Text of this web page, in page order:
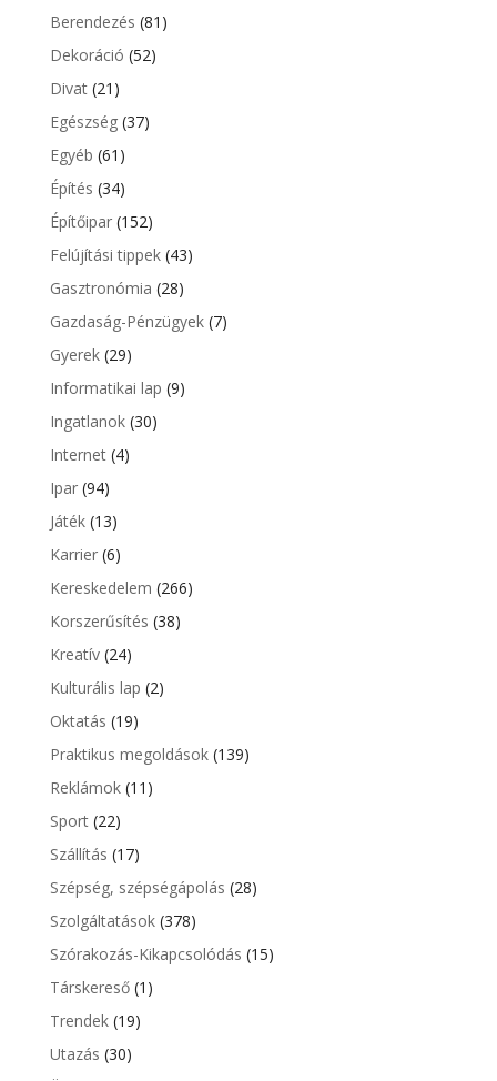
Berendezés (81)
Dekoráció (52)
Divat(21)
Egészség(37)
Egyéb (61)
Építés (34)
Építőipar(152)
Felújítási tippek(43)
Gasztronómia (28)
Gazdaság-Pénzügyek(7)
Gyerek(29)
Informatikai lap (9)
Ingatlanok(30)
Internet(4)
Ipar(94)
Játék(13)
Karrier(6)
Kereskedelem (266)
Korszerűsítés (38)
Kreatív(24)
Kulturális lap (2)
Oktatás (19)
Praktikus megoldások(139)
Reklámok(11)
Sport(22)
Szállítás (17)
Szépség, szépségápolás (28)
Szolgáltatások(378)
Szórakozás-Kikapcsolódás (15)
Társkereső(1)
Trendek(19)
Utazás (30)